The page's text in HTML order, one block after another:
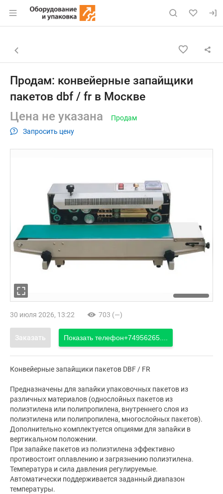
Раздел навигации по сайту eqinfo.ru
Объявление: Продам:
Навигация и управление объявлением
Назад к списку объявлений
Продам: конвейерные запайщики
пакетов dbf / fr в Москве
Цена не указана
Запросить цену
Продам
30 июля 2026, 13:22 703 (—)
Заказать Показать телефон+74956265....
Конвейерные запайщики пакетов DBF / FR
Предназначены для запайки упаковочных пакетов из
различных материалов (однослойных пакетов из
полиэтилена или полипропилена, внутреннего слоя из
полиэтилена или полипропилена, многослойных пакетов).
Дополнительно комплектуется опциями для запайки в
вертикальном положении.
При запайке пакетов из полиэтилена эффективно
противостоит оплавлению и загрязнению полиэтилена.
Температура и сила давления регулируемые.
Автоматически поддерживается заданный диапазон
температуры.